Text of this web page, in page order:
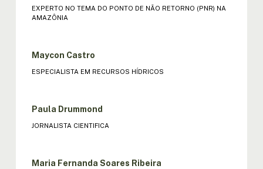
EXPERTO NO TEMA DO PONTO DE NÃO RETORNO (PNR) NA
AMAZÔNIA
Maycon Castro
ESPECIALISTA EM RECURSOS HÍDRICOS
Paula Drummond
JORNALISTA CIENTIFICA
Maria Fernanda Soares Ribeira